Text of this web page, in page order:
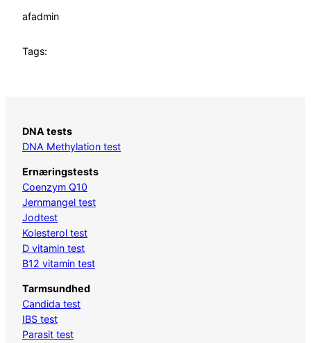
afadmin
Tags:
DNA tests
DNA Methylation test
Ernæringstests
Coenzym Q10
Jernmangel test
Jodtest
Kolesterol test
D vitamin test
B12 vitamin test
Tarmsundhed
Candida test
IBS test
Parasit test